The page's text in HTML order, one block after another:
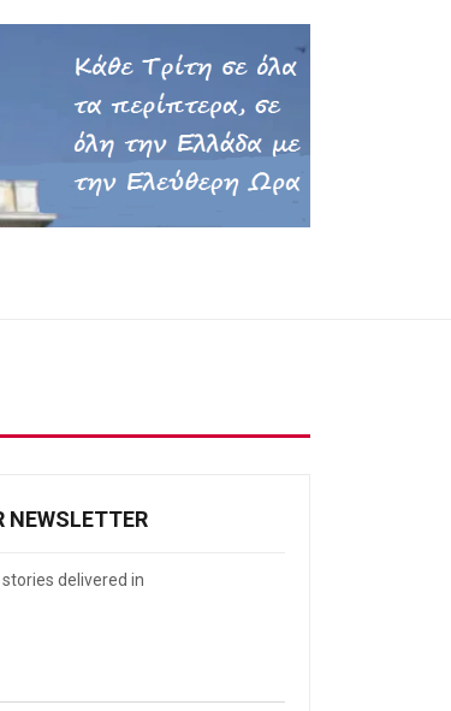
NEWSLETTER
delivered in